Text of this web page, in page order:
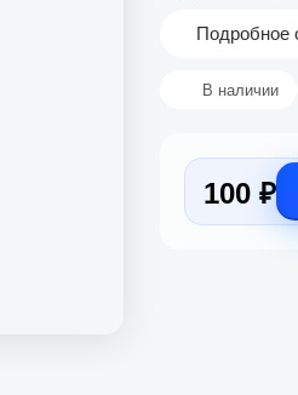
Подробное
В наличии
100 ₽